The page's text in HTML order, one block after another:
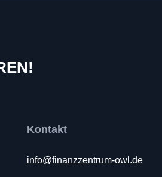
Kontakt
info@finanzzentrum-owl.de